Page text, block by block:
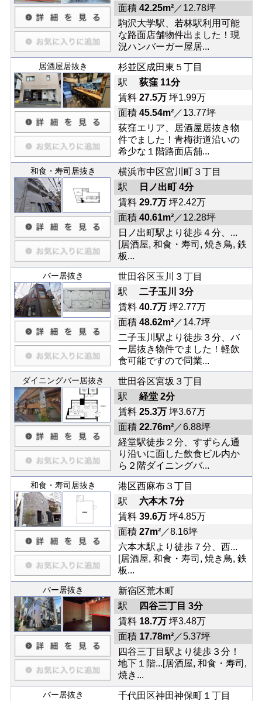
面積 42.25m²／12.78坪
駒沢大学駅、若林駅利用可能
な路面店舗物件出ました！現
況ハンバーガー屋居...
居酒屋居抜き
杉並区成田東５丁目
駅 荻窪 11分
賃料 27.5万坪1.99万
面積 45.54m²／13.77坪
荻窪エリア、居酒屋居抜き物
件でました！青梅街道沿いの
希少な１階路面店舗...
和食・寿司居抜き
横浜市中区宮川町３丁目
駅
日ノ出町 4分
賃料 29.7万坪2.42万
面積 40.61m²／12.28坪
日ノ出町駅より徒歩４分、...
[居酒屋, 和食・寿司, 焼き鳥, 鉄
板...
バー居抜き
世田谷区玉川３丁目
駅 二子玉川 3分
賃料 40.7万坪2.77万
面積 48.62m²／14.7坪
二子玉川駅より徒歩３分、バ
ー居抜き物件でました！軽飲
食可能ですので同業...
ダイニングバー居抜き
世田谷区宮坂３丁目
駅 経堂 2分
賃料 25.3万坪3.67万
面積 22.76m²／6.88坪
経堂駅徒歩２分、すずらん通
り沿いに面した飲食ビル内か
ら２階ダイニングバ...
和食・寿司居抜き
港区西麻布３丁目
駅 六本木 7分
賃料 39.6万坪4.85万
面積 27m²／8.16坪
六本木駅より徒歩７分、西...
[居酒屋, 和食・寿司, 焼き鳥, 鉄
板...
バー居抜き
新宿区荒木町
駅
四谷三丁目 3分
賃料 18.7万坪3.48万
面積 17.78m²／5.37坪
四谷三丁目駅より徒歩３分！
地下１階...[居酒屋, 和食・寿司,
焼き...
バー居抜き
千代田区神田神保町１丁目